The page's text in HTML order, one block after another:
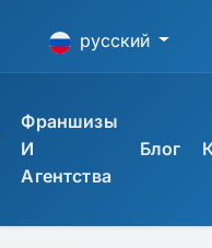
русский
Франшизы
И
Агентства
Блог